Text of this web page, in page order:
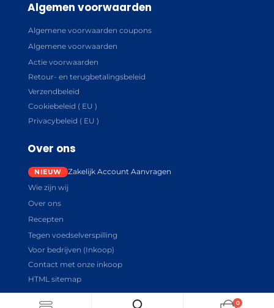
Algemen voorwaarden
Algemene voorwaarden coupons
Algemene voorwaarden
Actie voorwaarden
Retour- en terugbetalingsbeleid
Verzendbeleid
Cookiebeleid ( EU )
Privacybeleid ( EU )
Over ons
Zakelijk Account Aanvragen
Wie zijn wij
Over ons
Recepten
Tegen voedselverspilling
Voor bedrijven (Inkoop)
Contact met onze inkoop
HTML sitemap
0